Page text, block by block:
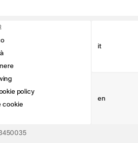
policy
cookie
it
en